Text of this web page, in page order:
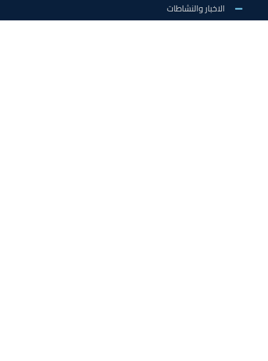
الاخبار والنشاطات